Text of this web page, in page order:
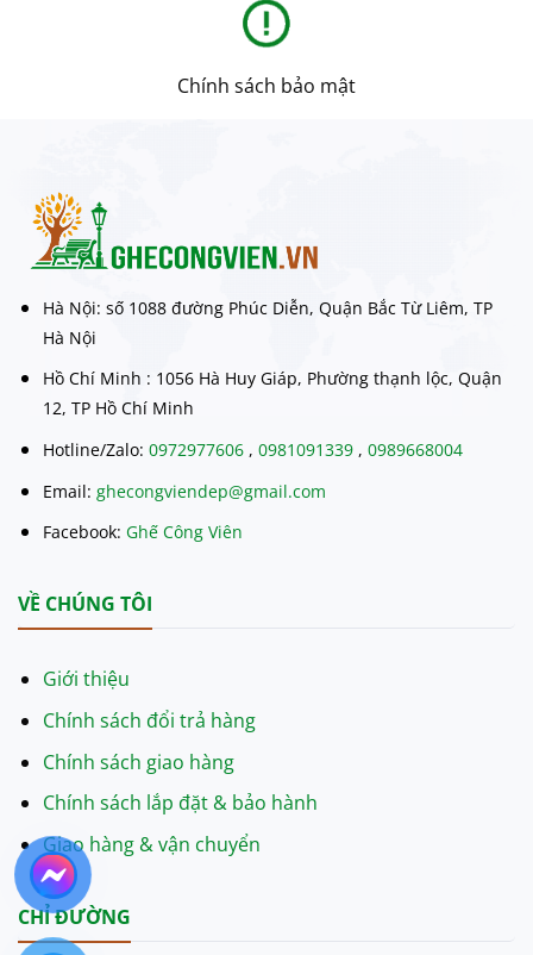
Chính sách bảo mật
Hà Nội: số 1088 đường Phúc Diễn, Quận Bắc Từ Liêm, TP
Hà Nội
Hồ Chí Minh : 1056 Hà Huy Giáp, Phường thạnh lộc, Quận
12, TP Hồ Chí Minh
Hotline/Zalo: 0972977606, 0981091339, 0989668004
Email: ghecongviendep@gmail.com
Facebook: Ghế Công Viên
VỀ CHÚNG TÔI
Giới thiệu
Chính sách đổi trả hàng
Chính sách giao hàng
Chính sách lắp đặt & bảo hành
Giao hàng & vận chuyển
CHỈ ĐƯỜNG